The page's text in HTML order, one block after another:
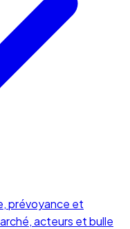
prévoyance et
acteurs et bulle